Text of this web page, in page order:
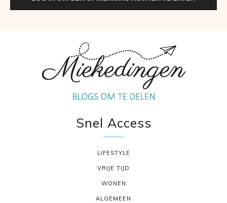
Snel Access
LIFESTYLE
VRIJE TIJD
WONEN
ALGEMEEN